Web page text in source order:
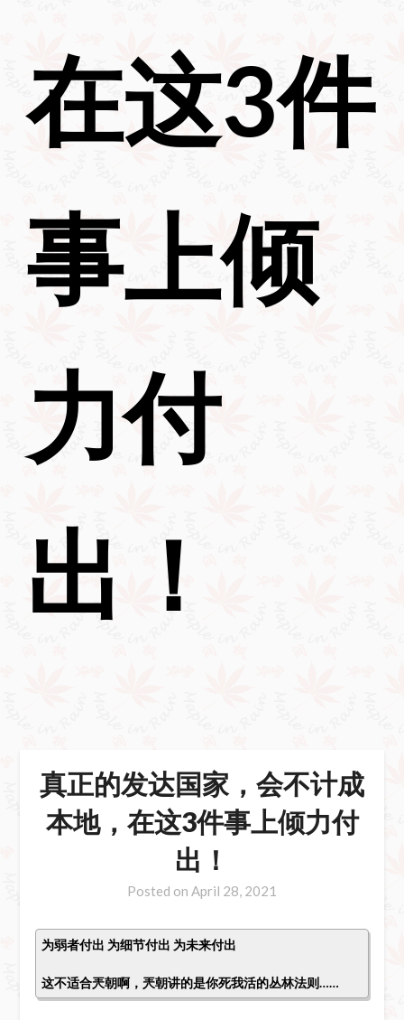
在这3件
事上倾
力付
出！
真正的发达国家，会不计成
本地，在这3件事上倾力付
出！
Posted on April 28, 2021
为弱者付出 为细节付出 为未来付出
这不适合兲朝啊，兲朝讲的是你死我活的丛林法则……